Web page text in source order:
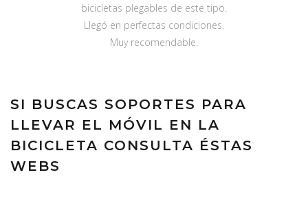
bicicletas plegables de este tipo.
Llegó en perfectas condiciones.
Muy recomendable.
SI BUSCAS SOPORTES PARA
LLEVAR EL MÓVIL EN LA
BICICLETA CONSULTA ÉSTAS
WEBS